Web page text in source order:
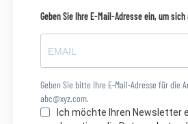
Geben Sie Ihre E-Mail-Adresse ein, um sich
Geben Sie bitte Ihre E-Mail-Adresse für die
abc@xyz.com.
Ich möchte Ihren Newsletter